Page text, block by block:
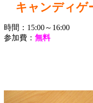
キャンディゲ
時間：15:00～16:00
参加費： 無料